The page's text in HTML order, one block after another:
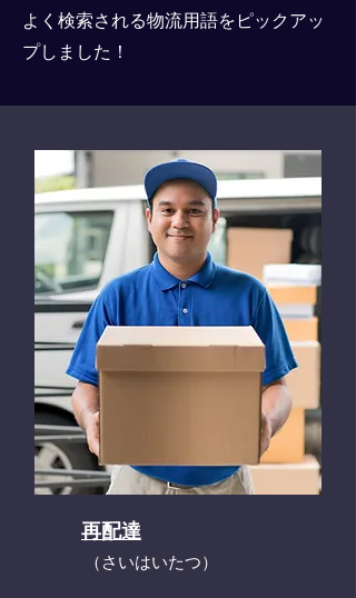
よく検索される物流用語をピックアッ
プしました！
再配達
​（さいはいたつ）